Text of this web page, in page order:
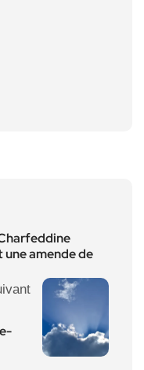
une amende de